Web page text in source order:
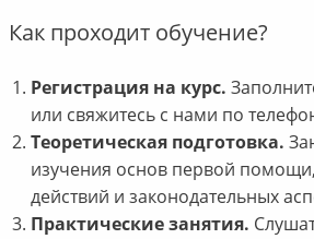
Как проходит обучение?
Регистрация на курс.
или свяжитесь с нами по
Теоретическая подготовка.
изучения основ первой
действий и законодательных
Практические занятия.